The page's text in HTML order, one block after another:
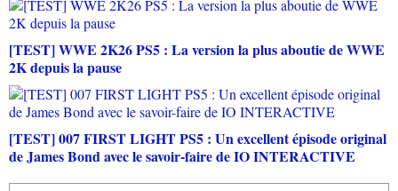
[TEST] WWE 2K26 PS5 : La version la plus aboutie de WWE
2K depuis la pause
[TEST] 007 FIRST LIGHT PS5 : Un excellent épisode original
de James Bond avec le savoir-faire de IO INTERACTIVE